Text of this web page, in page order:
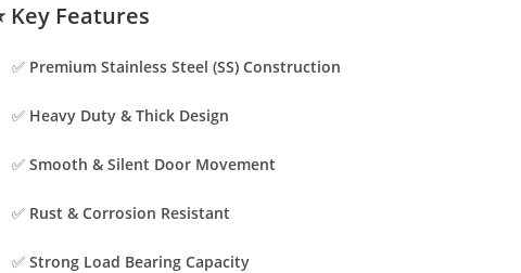
Key Features
✅ Premium Stainless Steel (SS) Construction
✅ Heavy Duty & Thick Design
✅ Smooth & Silent Door Movement
✅ Rust & Corrosion Resistant
✅ Strong Load Bearing Capacity